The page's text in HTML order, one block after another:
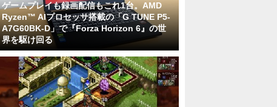
ゲームプレイも録画配信もこれ1台。AMD
Ryzen™ AIプロセッサ搭載の「G TUNE P5-
A7G60BK-D」で『Forza Horizon 6』の世
界を駆け回る